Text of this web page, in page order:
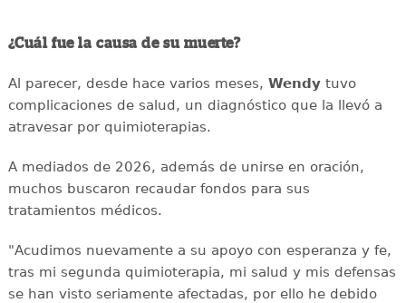
¿Cuál fue la causa de su muerte?
Al parecer, desde hace varios meses, Wendytuvo
complicaciones de salud, un diagnóstico que la llevó a
atravesar por quimioterapias.
A mediados de 2026, además de unirse en oración,
muchos buscaron recaudar fondos para sus
tratamientos médicos.
"Acudimos nuevamente a su apoyo con esperanza y fe,
tras mi segunda quimioterapia, mi salud y mis defensas
se han visto seriamente afectadas, por ello he debido